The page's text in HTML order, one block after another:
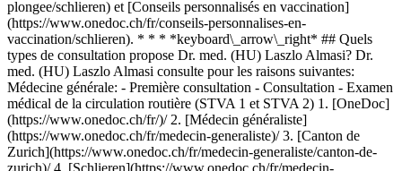
plongee/schlieren) et [Conseils personnalisés en vaccination]
(https://www.onedoc.ch/fr/conseils-personnalises-en-
vaccination/schlieren). * * * *keyboard\_arrow\_right* ## Quels
types de consultation propose Dr. med. (HU) Laszlo Almasi? Dr.
med. (HU) Laszlo Almasi consulte pour les raisons suivantes:
Médecine générale: - Première consultation - Consultation - Examen
médical de la circulation routière (STVA 1 et STVA 2) 1. [OneDoc](https://www.onedoc.ch/fr/)/ 2. [Médecin généraliste](https://www.onedoc.ch/fr/medecin-generaliste)/ 3. [Canton de Zurich](https://www.onedoc.ch/fr/medecin-generaliste/canton-de-zurich)/ 4. [Schlieren](https://www.onedoc.ch/fr/medecin-generaliste/schlieren)/ 5. Dr. med. (HU) Laszlo Almasi ### Prenez RDV avec Dr. med. (HU) Laszlo Almasi Renseignez les informations suivantes 1 Première consultation? Ceci est ma première consultation avec Dr. med. (HU) Almasi Je suis déjà suivi·e par Dr. med. (HU) Almasi * * * *touch\_app* Choisissez un créneau horaire *chevron\_left* mar. 04 août *chevron\_right* Voir plus de rendez-vous Créneau horaire Prendre rendez-vous ### Téléchargez l'app OneDoc Prenez rendez-vous en ligne chez un médecin, un dentiste ou un thérapeute proche de vous en Suisse. L'application OneDoc vous permet de gérer tous vos rendez-vous médicaux depuis votre natel, n'importe où et n'importe quand. ![Code QR redirigeant vers l’App Store ou Google Play pour télécharger l’app OneDoc Patients](https://www.onedoc.ch/assets/images/download-app-qr.jpeg) Scannez le QR code pour télécharger l’application [![Téléchargez notre application sur l'App Store!](https://www.onedoc.ch/assets/images/app-store-badge-fr.svg)](https://apps.apple.com/ch/app/onedoc/id1592376413?l=fr)[![Téléchargez notre application sur le Google Play Store!](https://www.onedoc.ch/assets/images/google-play-badge-fr.png)](https://play.google.com/store/apps/details?id=ch.onedoc.patient&hl=fr-CH) *keyboard\_arrow\_right* ## Spécialités associées [Médecin généraliste à Zurich](https://www.onedoc.ch/fr/medecin-generaliste/zurich)[Médecin généraliste à Winterthour](https://www.onedoc.ch/fr/medecin-generaliste/winterthour)[Médecin généraliste à Lucerne](https://www.onedoc.ch/fr/medecin-generaliste/lucerne)[Médecin généraliste à Zoug](https://www.onedoc.ch/fr/medecin-generaliste/zoug)[Médecin généraliste à Aarau](https://www.onedoc.ch/fr/medecin-generaliste/aarau)[Médecin généraliste à Sursee](https://www.onedoc.ch/fr/medecin-generaliste/sursee)[Médecin généraliste à Müllheim](https://www.onedoc.ch/fr/medecin-generaliste/mullheim) *keyboard\_arrow\_right* ## Expertises associées [Check-up | bilan de santé à Zurich](https://www.onedoc.ch/fr/check-up-bilan-de-sante/zurich)[Check-up | bilan de santé à Winterthour](https://www.onedoc.ch/fr/check-up-bilan-de-sante/winterthour)[Check-up | bilan de santé à Frauenfeld](https://www.onedoc.ch/fr/check-up-bilan-de-sante/frauenfeld)[Check-up | bilan de santé à Lucerne](https://www.onedoc.ch/fr/check-up-bilan-de-sante/lucerne)[Check-up | bilan de santé à Baden](https://www.onedoc.ch/fr/check-up-bilan-de-sante/baden)[Check-up | bilan de santé à Berikon](https://www.onedoc.ch/fr/check-up-bilan-de-sante/berikon)[Check-up | bilan de santé à Rapperswil-Jona](https://www.onedoc.ch/fr/check-up-bilan-de-sante/rapperswil-jona)[Check-up | bilan de santé à Dübendorf](https://www.onedoc.ch/fr/check-up-bilan-de-sante/dubendorf)[Check-up | bilan de santé à Uster](https://www.onedoc.ch/fr/check-up-bilan-de-sante/uster)[Check-up | bilan de santé à Sursee](https://www.onedoc.ch/fr/check-up-bilan-de-sante/sursee)[Check-up | bilan de santé à Feuerthalen](https://www.onedoc.ch/fr/check-up-bilan-de-sante/feuerthalen)[Check-up | bilan de santé à Müllheim](https://www.onedoc.ch/fr/check-up-bilan-de-sante/mullheim)[Check-up | bilan de santé à Affoltern am Albis](https://www.onedoc.ch/fr/check-up-bilan-de-sante/affoltern-am-albis)[Check-up | bilan de santé à Brugg AG](https://www.onedoc.ch/fr/check-up-bilan-de-sante/brugg?state=AG)[Check-up | bilan de santé à Kloten](https://www.onedoc.ch/fr/check-up-bilan-de-sante/kloten)[Check-up | bilan de santé à Emmen](https://www.onedoc.ch/fr/check-up-bilan-de-sante/emmen)[Check-up | bilan de santé à Würenlos](https://www.onedoc.ch/fr/check-up-bilan-de-sante/wurenlos)[Check-up | bilan de santé à Olten](https://www.onedoc.ch/fr/check-up-bilan-de-sante/olten)[Check-up | bilan de santé à Dielsdorf](https://www.onedoc.ch/fr/check-up-bilan-de-sante/dielsdorf)[Check-up | bilan de santé à Hittnau](https://www.onedoc.ch/fr/check-up-bilan-de-sante/hittnau)[Check-up | bilan de santé à Stäfa](https://www.onedoc.ch/fr/check-up-bilan-de-sante/stafa) *keyboard\_arrow\_right* ## Recherches fréquentes [Spécialiste en médecine interne générale à Zurich](https://www.onedoc.ch/fr/specialiste-en-medecine-interne-generale/zurich)[Gynécologue obstétricien à Zurich](https://www.onedoc.ch/fr/gynecologue-obstetricien/zurich)[Ophtalmologue à Zurich](https://www.onedoc.ch/fr/ophtalmologue/zurich)[Masseur classique à Zurich](https://www.onedoc.ch/fr/masseur-classique/zurich)[Physiothérapeute à Zurich](https://www.onedoc.ch/fr/physiotherapeute/zurich)[Médecin généraliste à Zurich](https://www.onedoc.ch/fr/medecin-generaliste/zurich)[Dermatologue à Zurich](https://www.onedoc.ch/fr/dermatologue/zurich)[Centre de vaccination à Zurich](https://www.onedoc.ch/fr/centre-de-vaccination/zurich)[Spécialiste en médecine esthétique à Zurich](https://www.onedoc.ch/fr/specialiste-en-medecine-esthetique/zurich)[Réflexologue à Zurich](https://www.onedoc.ch/fr/reflexologue/zurich)[Masseur médical à Zurich](https://www.onedoc.ch/fr/masseur-medical/zurich)[Physiothérapeute à Winterthour](https://www.onedoc.ch/fr/physiotherapeute/winterthour)[Ostéopathe à Zurich](https://www.onedoc.ch/fr/osteopathe/zurich)[Gastro-entérologue à Zurich](https://www.onedoc.ch/fr/gastro-enterologue/zurich)[Médecin généraliste à Winterthour](https://www.onedoc.ch/fr/medecin-generaliste/winterthour)[Neurologue à Zurich](https://www.onedoc.ch/fr/neurologue/zurich)[Médecin-dentiste à Zurich](https://www.onedoc.ch/fr/medecin-dentiste/zurich)[Naturopathe MCO/TEN à Zurich](https://www.onedoc.ch/fr/naturopathe-mco-ten/zurich)[Prestations de santé en pharmacie à Zurich](https://www.onedoc.ch/fr/prestations-de-sante-en-pharmacie/zurich)[Cardiologue à Zurich](https://www.onedoc.ch/fr/cardiologue/zurich)[Gynécologue obstétricien à Aarau](https://www.onedoc.ch/fr/gynecologue-obstetricien/aarau) *keyboard\_arrow\_right* ## Annuaire des professionnels de santé suisses [Liste des praticiens](https://www.onedoc.ch/fr/annuaire) [A](https://www.onedoc.ch/fr/annuaire/A) [B](https://www.onedoc.ch/fr/annuaire/B) [C](https://www.onedoc.ch/fr/annuaire/C) [D](https://www.onedoc.ch/fr/annuaire/D) [E](https://www.onedoc.ch/fr/annuaire/E) [F](https://www.onedoc.ch/fr/annuaire/F) [G](https://www.onedoc.ch/fr/annuaire/G) [H](https://www.onedoc.ch/fr/annuaire/H) [I](https://www.onedoc.ch/fr/annuaire/I) [J](https://www.onedoc.ch/fr/annuaire/J) [K](https://www.onedoc.ch/fr/annuaire/K) [L](https://www.onedoc.ch/fr/annuaire/L) [M](https://www.onedoc.ch/fr/annuaire/M) [N](https://www.onedoc.ch/fr/annuaire/N) [O](https://www.onedoc.ch/fr/annuaire/O) [P](https://www.onedoc.ch/fr/annuaire/P) [Q](https://www.onedoc.ch/fr/annuaire/Q) [R](https://www.onedoc.ch/fr/annuaire/R) [S](https://www.onedoc.ch/fr/annuaire/S) [T](https://www.onedoc.ch/fr/annuaire/T) [U](https://www.onedoc.ch/fr/annuaire/U) [V](https://www.onedoc.ch/fr/annuaire/V) [W](https://www.onedoc.ch/fr/annuaire/W) [X](https://www.onedoc.ch/fr/annuaire/X) [Y](https://www.onedoc.ch/fr/annuaire/Y) [Z](https://www.onedoc.ch/fr/annuaire/Z) ## OneDoc [Pour les professionnels de santé](https://info.onedoc.ch/fr/) [À propos de nous](https://info.onedoc.ch/fr/raison-d-etre/) [Presse](https://info.onedoc.ch/fr/presse/) [Carrières](https://career.onedoc.ch/fr) [Centre de confidentialité](https://privacy.onedoc.ch/fr/) [Gestion des cookies](javascript:Didomi.preferences.show%28%29) [Centre d'aide](https://help.onedoc.ch/fr/) ## Langues [Deutsch](https://www.onedoc.ch/de/hausarzt-allgemeinmedizin/schlieren/pcsxz/dr-med-hu-laszlo-almasi) [Français](https://www.onedoc.ch/fr/medecin-generaliste/schlieren/pcsxz/dr-med-hu-laszlo-almasi) [Italiano](https://www.onedoc.ch/it/medico-generico/schlieren/pcsxz/dr-med-hu-laszlo-almasi) [English](https://www.onedoc.ch/en/general-practitioner-gp/schlieren/pcsxz/dr-med-hu-laszlo-almasi) ## Spécialités associées [Médecin généraliste à Zurich](https://www.onedoc.ch/fr/medecin-generaliste/zurich) [Médecin généraliste à Winterthour](https://www.onedoc.ch/fr/medecin-generaliste/winterthour) [Médecin généraliste à Lucerne](https://www.onedoc.ch/fr/medecin-generaliste/lucerne) [Médecin généraliste à Zoug](https://www.onedoc.ch/fr/medecin-generaliste/zoug) [Médecin généraliste à Aarau](https://www.onedoc.ch/fr/medecin-generaliste/aarau) [Médecin généraliste à Sursee](https://www.onedoc.ch/fr/medecin-generaliste/sursee) [Médecin généraliste à Müllheim](https://www.onedoc.ch/fr/medecin-generaliste/mullheim) ## Expertises associées [Check-up | bilan de santé à Zurich](https://www.onedoc.ch/fr/check-up-bilan-de-sante/zurich) [Check-up | bilan de santé à Winterthour](https://www.onedoc.ch/fr/check-up-bilan-de-sante/winterthour) [Check-up | bilan de santé à Frauenfeld](https://www.onedoc.ch/fr/check-up-bilan-de-sante/frauenfeld) [Check-up | bilan de santé à Lucerne](https://www.onedoc.ch/fr/check-up-bilan-de-sante/lucerne) [Check-up | bilan de santé à Baden](https://www.onedoc.ch/fr/check-up-bilan-de-sante/baden) [Check-up | bilan de santé à Berikon](https://www.onedoc.ch/fr/check-up-bilan-de-sante/berikon) [Check-up | bilan de santé à Rapperswil-Jona](https://www.onedoc.ch/fr/check-up-bilan-de-sante/rapperswil-jona) [Check-up | bilan de santé à Dübendorf](https://www.onedoc.ch/fr/check-up-bilan-de-sante/dubendorf) [Check-up | bilan de santé à Uster](https://www.onedoc.ch/fr/check-up-bilan-de-sante/uster) [Check-up | bilan de santé à Sursee](https://www.onedoc.ch/fr/check-up-bilan-de-sante/sursee) [Check-up | bilan de santé à Feuerthalen](https://www.onedoc.ch/fr/check-up-bilan-de-sante/feuerthalen) [Check-up | bilan de santé à Müllheim](https://www.onedoc.ch/fr/check-up-bilan-de-sante/mullheim) [Check-up | bilan de santé à Affoltern a